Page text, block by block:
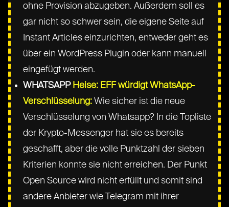
ohne Provision abzugeben. Außerdem soll es
gar nicht so schwer sein, die eigene Seite auf
Instant Articles einzurichten, entweder geht es
über ein WordPress Plugin oder kann manuell
eingefügt werden.
WHATSAPP Heise: EFF würdigt WhatsApp-
Verschlüsselung: Wie sicher ist die neue
Verschlüsselung von Whatsapp? In die Topliste
der Krypto-Messenger hat sie es bereits
geschafft, aber die volle Punktzahl der sieben
Kriterien konnte sie nicht erreichen. Der Punkt
Open Source wird nicht erfüllt und somit sind
andere Anbieter wie Telegram mit ihrer